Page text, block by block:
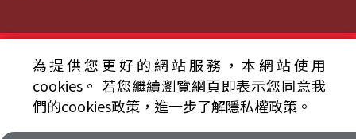
© 2024財團法人中央廣播電臺 版權所有
資通安全政策聲明
服務條款 隱私權條款
為提供您更好的網站服務，本網站使用
cookies。 若您繼續瀏覽網頁即表示您同意我
們的cookies政策，進一步了解隱私權政策。